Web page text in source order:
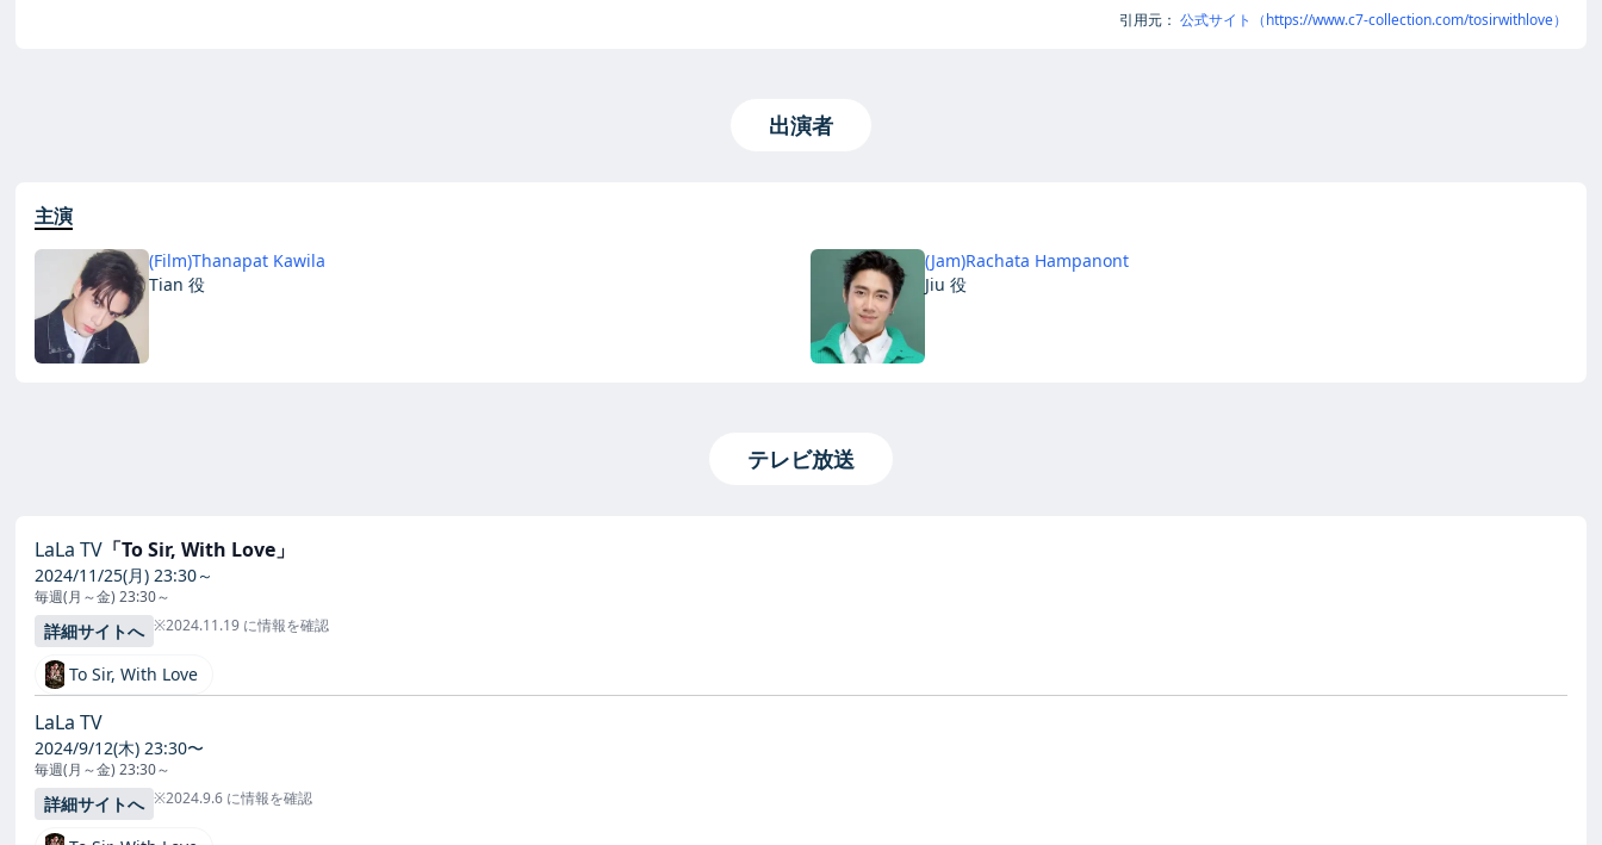
引用元： 公式サイト（https://www.c7-collection.com/tosirwithlove）
出演者
主演
(Film)Thanapat Kawila
Tian 役
(Jam)Rachata Hampanont
Jiu 役
テレビ放送
LaLa TV 「To Sir, With Love」
2024/11/25(月) 23:30～
毎週(月～金) 23:30～
詳細サイトへ ※2024.11.19 に情報を確認
To Sir, With Love
LaLa TV
2024/9/12(木) 23:30〜
毎週(月～金) 23:30～
詳細サイトへ ※2024.9.6 に情報を確認